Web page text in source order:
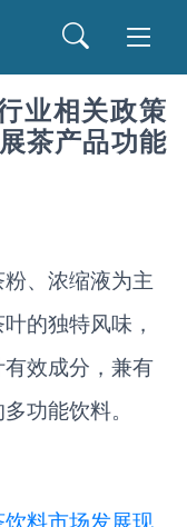
业相关政策
茶产品功能
、浓缩液为主
的独特风味，
效成分，兼有
功能饮料。
饮料市场发展现